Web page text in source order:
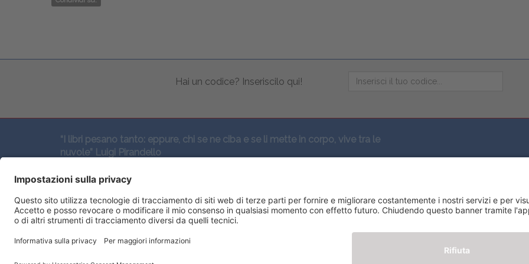
Hai un codice? Inseriscilo qui!
“I libri pesano tanto: eppure, chi se ne ciba e se li mette in corpo, vive tra le
nuvole” Luigi Pirandello
SEGUICI QUI: